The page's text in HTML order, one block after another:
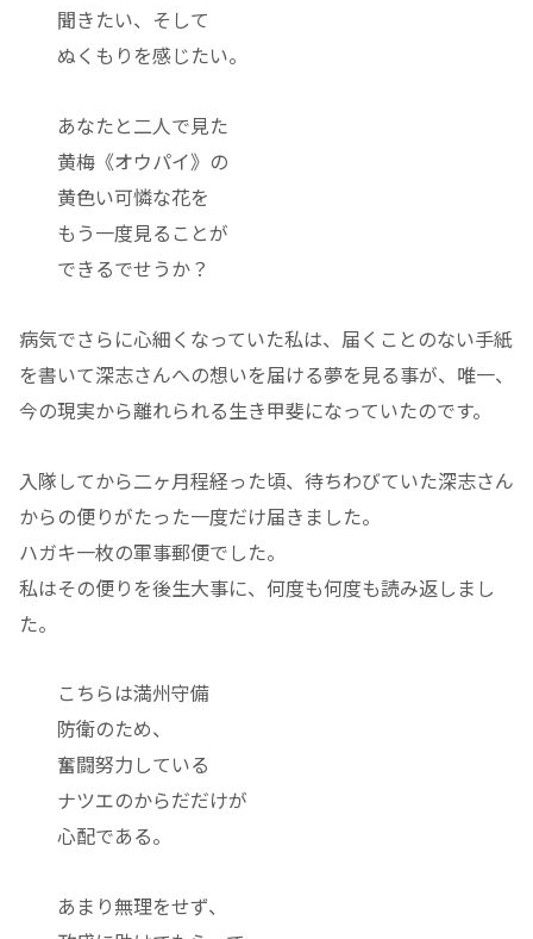
聞きたい、そして
ぬくもりを感じたい。
あなたと二人で見た
黄梅《オウパイ》の
黄色い可憐な花を
もう一度見ることが
できるでせうか？
病気でさらに心細くなっていた私は、届くことのない手紙
を書いて深志さんへの想いを届ける夢を見る事が、唯一、
今の現実から離れられる生き甲斐になっていたのです。
入隊してから二ヶ月程経った頃、待ちわびていた深志さん
からの便りがたった一度だけ届きました。
ハガキ一枚の軍事郵便でした。
私はその便りを後生大事に、何度も何度も読み返しまし
た。
こちらは満州守備
防衛のため、
奮闘努力している
ナツエのからだだけが
心配である。
あまり無理をせず、